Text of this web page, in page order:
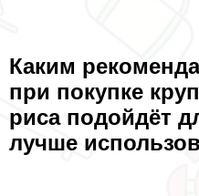
Каким
при покупке
риса подойдёт
лучше